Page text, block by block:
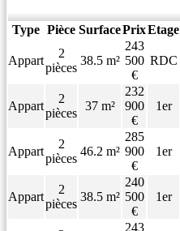
Type Pièce SurfacePrixEtage
Appart
2
pièces
38.5 m²
243
500
€
RDC
Appart
2
pièces
37 m²
232
900
€
1er
Appart
2
pièces
46.2 m²
285
900
€
1er
Appart
2
pièces
38.5 m²
240
500
€
1er
243